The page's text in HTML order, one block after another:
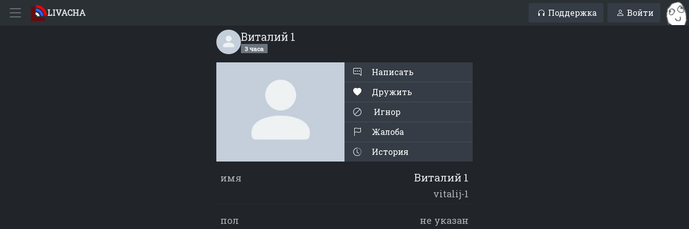
LIVACHA Поддержка Войти
Виталий 1
3 часа
Написать
Дружить
Игнор
Жалоба
История
имя Виталий 1
vitalij-1
пол не указан